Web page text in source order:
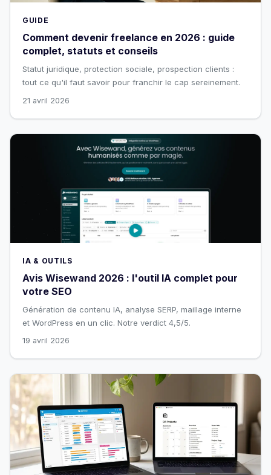
GUIDE
Comment devenir freelance en 2026 : guide
complet, statuts et conseils
Statut juridique, protection sociale, prospection clients :
tout ce qu'il faut savoir pour franchir le cap sereinement.
21 avril 2026
IA & OUTILS
Avis Wisewand 2026 : l'outil IA complet pour
votre SEO
Génération de contenu IA, analyse SERP, maillage interne
et WordPress en un clic. Notre verdict 4,5/5.
19 avril 2026